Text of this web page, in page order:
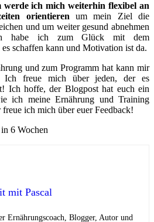
werde ich mich weiterhin flexibel an
orientieren um mein Ziel die
und um weiter gesund abnehmen
habe ich zum Glück mit dem
schaffen kann und Motivation ist da.
und zum Programm hat kann mir
Ich freue mich über jeden, der es
Ich hoffe, der Blogpost hat euch ein
ich meine Ernährung und Training
ich mich über euer Feedback!
mit Pascal
Ernährungscoach, Blogger, Autor und